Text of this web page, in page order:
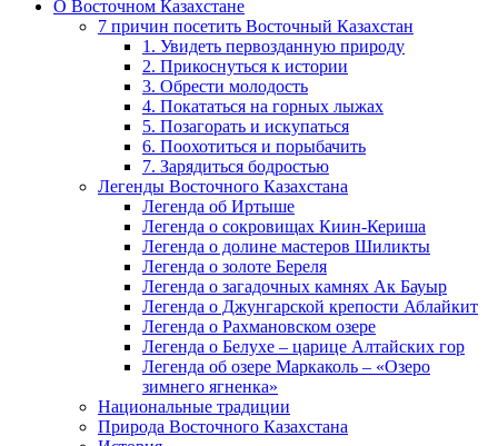
О Восточном Казахстане
7 причин посетить Восточный Казахстан
1. Увидеть первозданную природу
2. Прикоснуться к истории
3. Обрести молодость
4. Покататься на горных лыжах
5. Позагорать и искупаться
6. Поохотиться и порыбачить
7. Зарядиться бодростью
Легенды Восточного Казахстана
Легенда об Иртыше
Легенда о сокровищах Киин-Кериша
Легенда о долине мастеров Шиликты
Легенда о золоте Береля
Легенда о загадочных камнях Ак Бауыр
Легенда о Джунгарской крепости Аблайкит
Легенда о Рахмановском озере
Легенда о Белухе – царице Алтайских гор
Легенда об озере Маркаколь – «Озеро
зимнего ягненка»
Национальные традиции
Природа Восточного Казахстана